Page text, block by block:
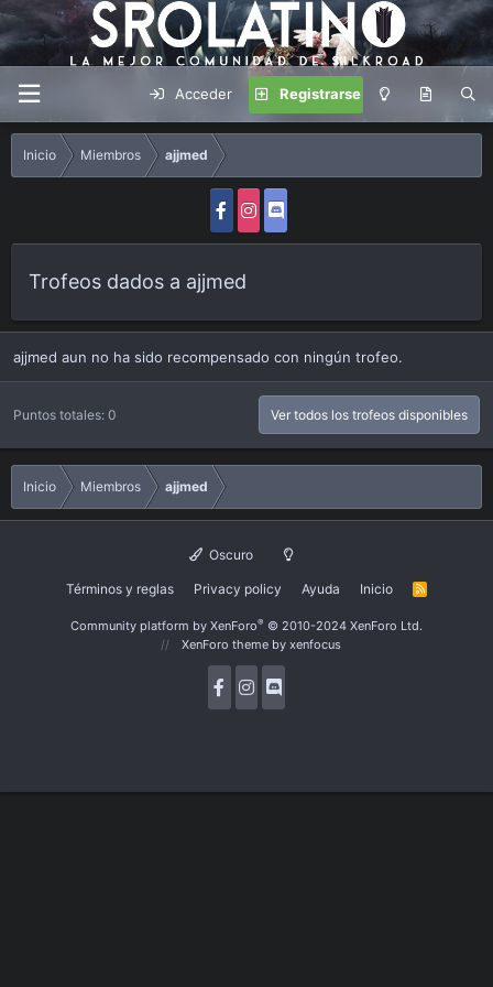
Acceder Registrarse
Inicio Miembros ajjmed
Trofeos dados a ajjmed
ajjmed aun no ha sido recompensado con ningún trofeo.
Puntos totales: 0 Ver todos los trofeos disponibles
Inicio Miembros ajjmed
Oscuro
Términos y reglas Privacy policy Ayuda Inicio
R
Community platform by XenForo® © 2010-2024 XenForo Ltd.
XenForo theme by xenfocus